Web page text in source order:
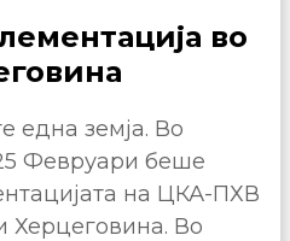
во
една земја. Во
Февруари беше
на ЦКА-ПХВ
Херцеговина. Во